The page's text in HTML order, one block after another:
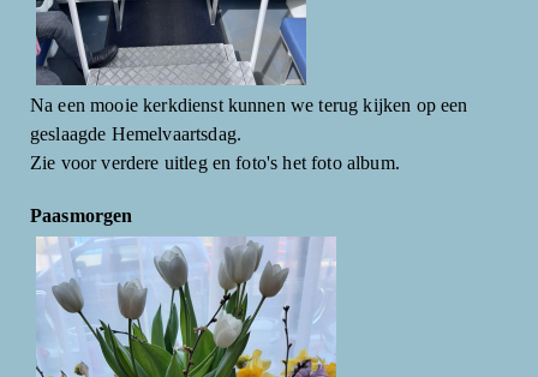
Na een mooie kerkdienst kunnen we terug kijken op een
geslaagde Hemelvaartsdag.
Zie voor verdere uitleg en foto's het foto album.
Paasmorgen